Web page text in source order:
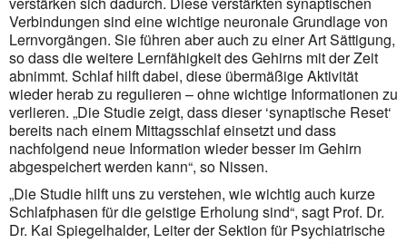
Verbindungen sind eine wichtige neuronale Grundlage von
Lernvorgängen. Sie führen aber auch zu einer Art Sättigung,
so dass die weitere Lernfähigkeit des Gehirns mit der Zeit
abnimmt. Schlaf hilft dabei, diese übermäßige Aktivität
wieder herab zu regulieren – ohne wichtige Informationen zu
verlieren. „Die Studie zeigt, dass dieser ‘synaptische Reset‘
bereits nach einem Mittagsschlaf einsetzt und dass
nachfolgend neue Information wieder besser im Gehirn
abgespeichert werden kann“, so Nissen.
„Die Studie hilft uns zu verstehen, wie wichtig auch kurze
Schlafphasen für die geistige Erholung sind“, sagt Prof. Dr.
Dr. Kai Spiegelhalder, Leiter der Sektion für Psychiatrische